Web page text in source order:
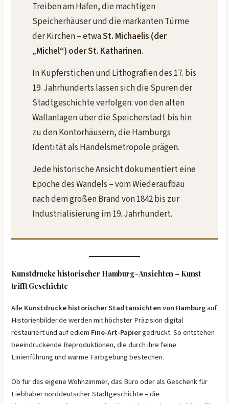
Treiben am Hafen, die mächtigen
Speicherhäuser und die markanten Türme
der Kirchen – etwaSt. Michaelis (der
„Michel“) oder St. Katharinen.
In Kupferstichen und Lithografien des 17. bis
19. Jahrhunderts lassen sich die Spuren der
Stadtgeschichte verfolgen: von den alten
Wallanlagen über die Speicherstadt bis hin
zu den Kontorhäusern, die Hamburgs
Identität als Handelsmetropole prägen.
Jede historische Ansicht dokumentiert eine
Epoche des Wandels – vom Wiederaufbau
nach dem großen Brand von 1842 bis zur
Industrialisierung im 19. Jahrhundert.
Kunstdrucke historischer Hamburg-Ansichten – Kunst
trifft Geschichte
Alle Kunstdrucke historischer Stadtansichten von Hamburgauf
Historienbilder.de werden mit höchster Präzision digital
restauriert und auf edlem Fine-Art-Papiergedruckt. So entstehen
beeindruckende Reproduktionen, die durch ihre feine
Linienführung und warme Farbgebung bestechen.
Ob für das eigene Wohnzimmer, das Büro oder als Geschenk für
Liebhaber norddeutscher Stadtgeschichte – die